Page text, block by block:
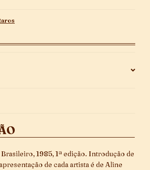
1985, 1ª edição. Introdução de
de cada artista é de Aline